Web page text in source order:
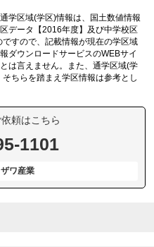
学区域(学区)情報は、国土数値情報
データ【2016年度】及び中学校区
すので、記載情報が現在の学区域
ダウンロードサービスのWEBサイ
は言えません。また、通学区域(学
ちらを踏まえ学区情報は参考とし
頼はこちら
1101
ワ産業